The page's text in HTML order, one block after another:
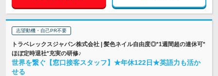
志望動機・自己PR不要
トラベレックスジャパン株式会社 | 髪色ネイル自由度◎*1週間超の連休可*
ほぼ定時退社*充実の研修♪
世界を繋ぐ【窓口接客スタッフ】★年休122日★英語力も活か
せる